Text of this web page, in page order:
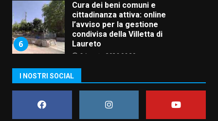
6
Cura dei beni comuni e
cittadinanza attiva: online
l’avviso per la gestione
condivisa della Villetta di
Laureto
6 Agosto 2026 06:20
assoluta de “L’Albergo
Belvedere. Il rapimento”
6 Agosto 2026 06:15
I NOSTRI SOCIAL